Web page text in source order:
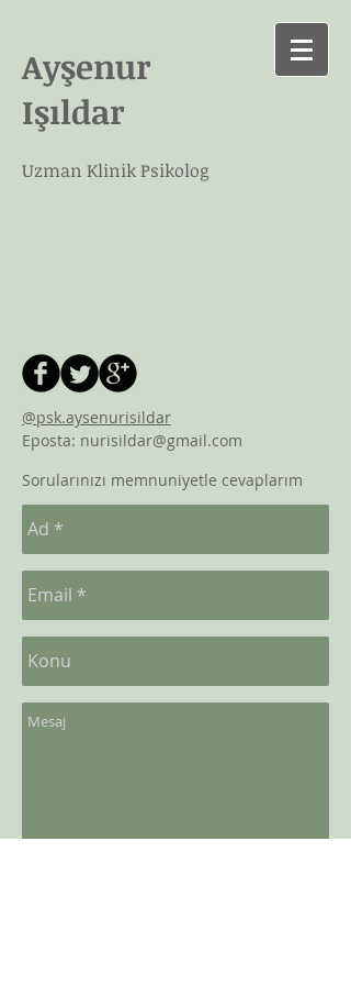
Ayşenur
Işıldar
Uzman Klinik Psikolog
​@psk.aysenurisildar
Eposta: nurisildar@gmail.com
Sorularınızı memnuniyetle cevaplarım